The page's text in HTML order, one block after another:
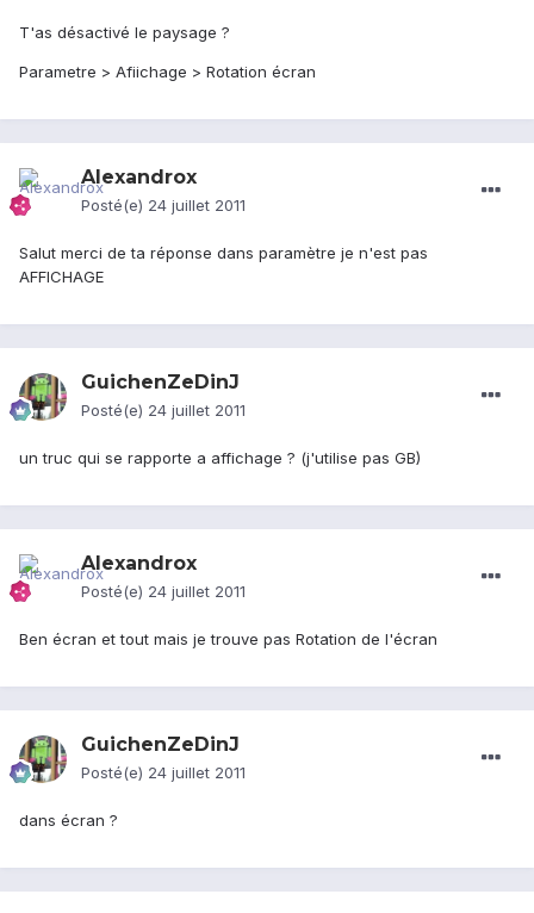
T'as désactivé le paysage ?
Parametre > Afiichage > Rotation écran
Alexandrox
Posté(e) 24 juillet 2011
Salut merci de ta réponse dans paramètre je n'est pas
AFFICHAGE
GuichenZeDinJ
Posté(e) 24 juillet 2011
un truc qui se rapporte a affichage ? (j'utilise pas GB)
Alexandrox
Posté(e) 24 juillet 2011
Ben écran et tout mais je trouve pas Rotation de l'écran
GuichenZeDinJ
Posté(e) 24 juillet 2011
dans écran ?